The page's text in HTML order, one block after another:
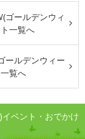
ゴールデンウィ
一覧へ
ールデンウィー
覧へ
ベント・おでかけ